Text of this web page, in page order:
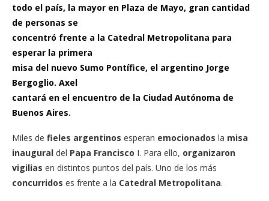
todo el país, la mayor en Plaza de Mayo, gran cantidad
de personas se
concentró frente a la Catedral Metropolitana para
esperar la primera
misa del nuevo Sumo Pontífice, el argentino Jorge
Bergoglio. Axel
cantará en el encuentro de la Ciudad Autónoma de
Buenos Aires.
Miles de fieles argentinos esperan emocionados la misa
inaugural del Papa Francisco I. Para ello, organizaron
vigilias en distintos puntos del país. Uno de los más
concurridos es frente a la Catedral Metropolitana.